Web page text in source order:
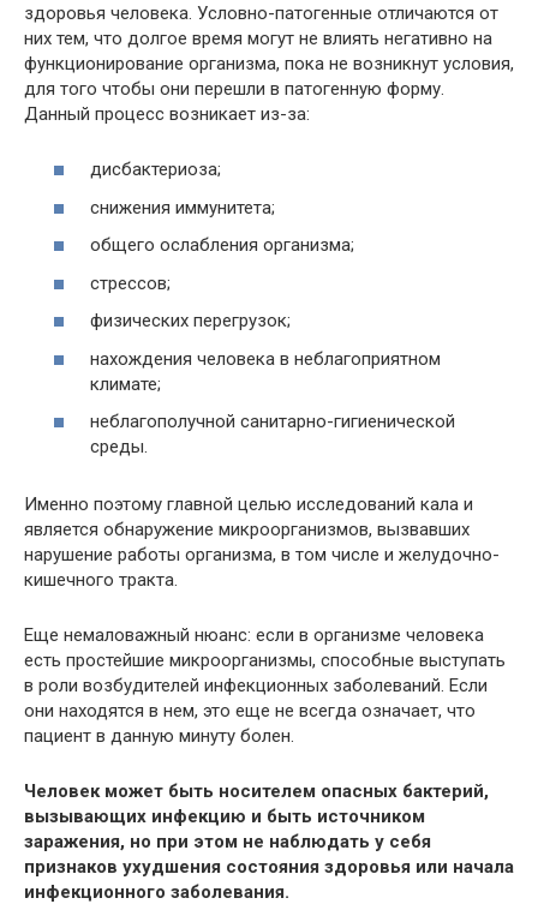
здоровья человека. Условно-патогенные отличаются от
них тем, что долгое время могут не влиять негативно на
функционирование организма, пока не возникнут условия,
для того чтобы они перешли в патогенную форму.
Данный процесс возникает из-за:
дисбактериоза;
снижения иммунитета;
общего ослабления организма;
стрессов;
физических перегрузок;
нахождения человека в неблагоприятном
климате;
неблагополучной санитарно-гигиенической
среды.
Именно поэтому главной целью исследований кала и
является обнаружение микроорганизмов, вызвавших
нарушение работы организма, в том числе и желудочно-
кишечного тракта.
Еще немаловажный нюанс: если в организме человека
есть простейшие микроорганизмы, способные выступать
в роли возбудителей инфекционных заболеваний. Если
они находятся в нем, это еще не всегда означает, что
пациент в данную минуту болен.
Человек может быть носителем опасных бактерий,
вызывающих инфекцию и быть источником
заражения, но при этом не наблюдать у себя
признаков ухудшения состояния здоровья или начала
инфекционного заболевания.